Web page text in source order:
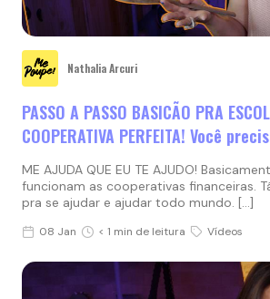
Nathalia Arcuri
PASSO A PASSO BASICÃO PRA
COOPERATIVA PERFEITA! Você
ME AJUDA QUE EU TE AJUDO!
funcionam as cooperativas financeiras.
pra se ajudar e ajudar todo mundo. […]
08 Jan < 1 min de leitura Vídeos